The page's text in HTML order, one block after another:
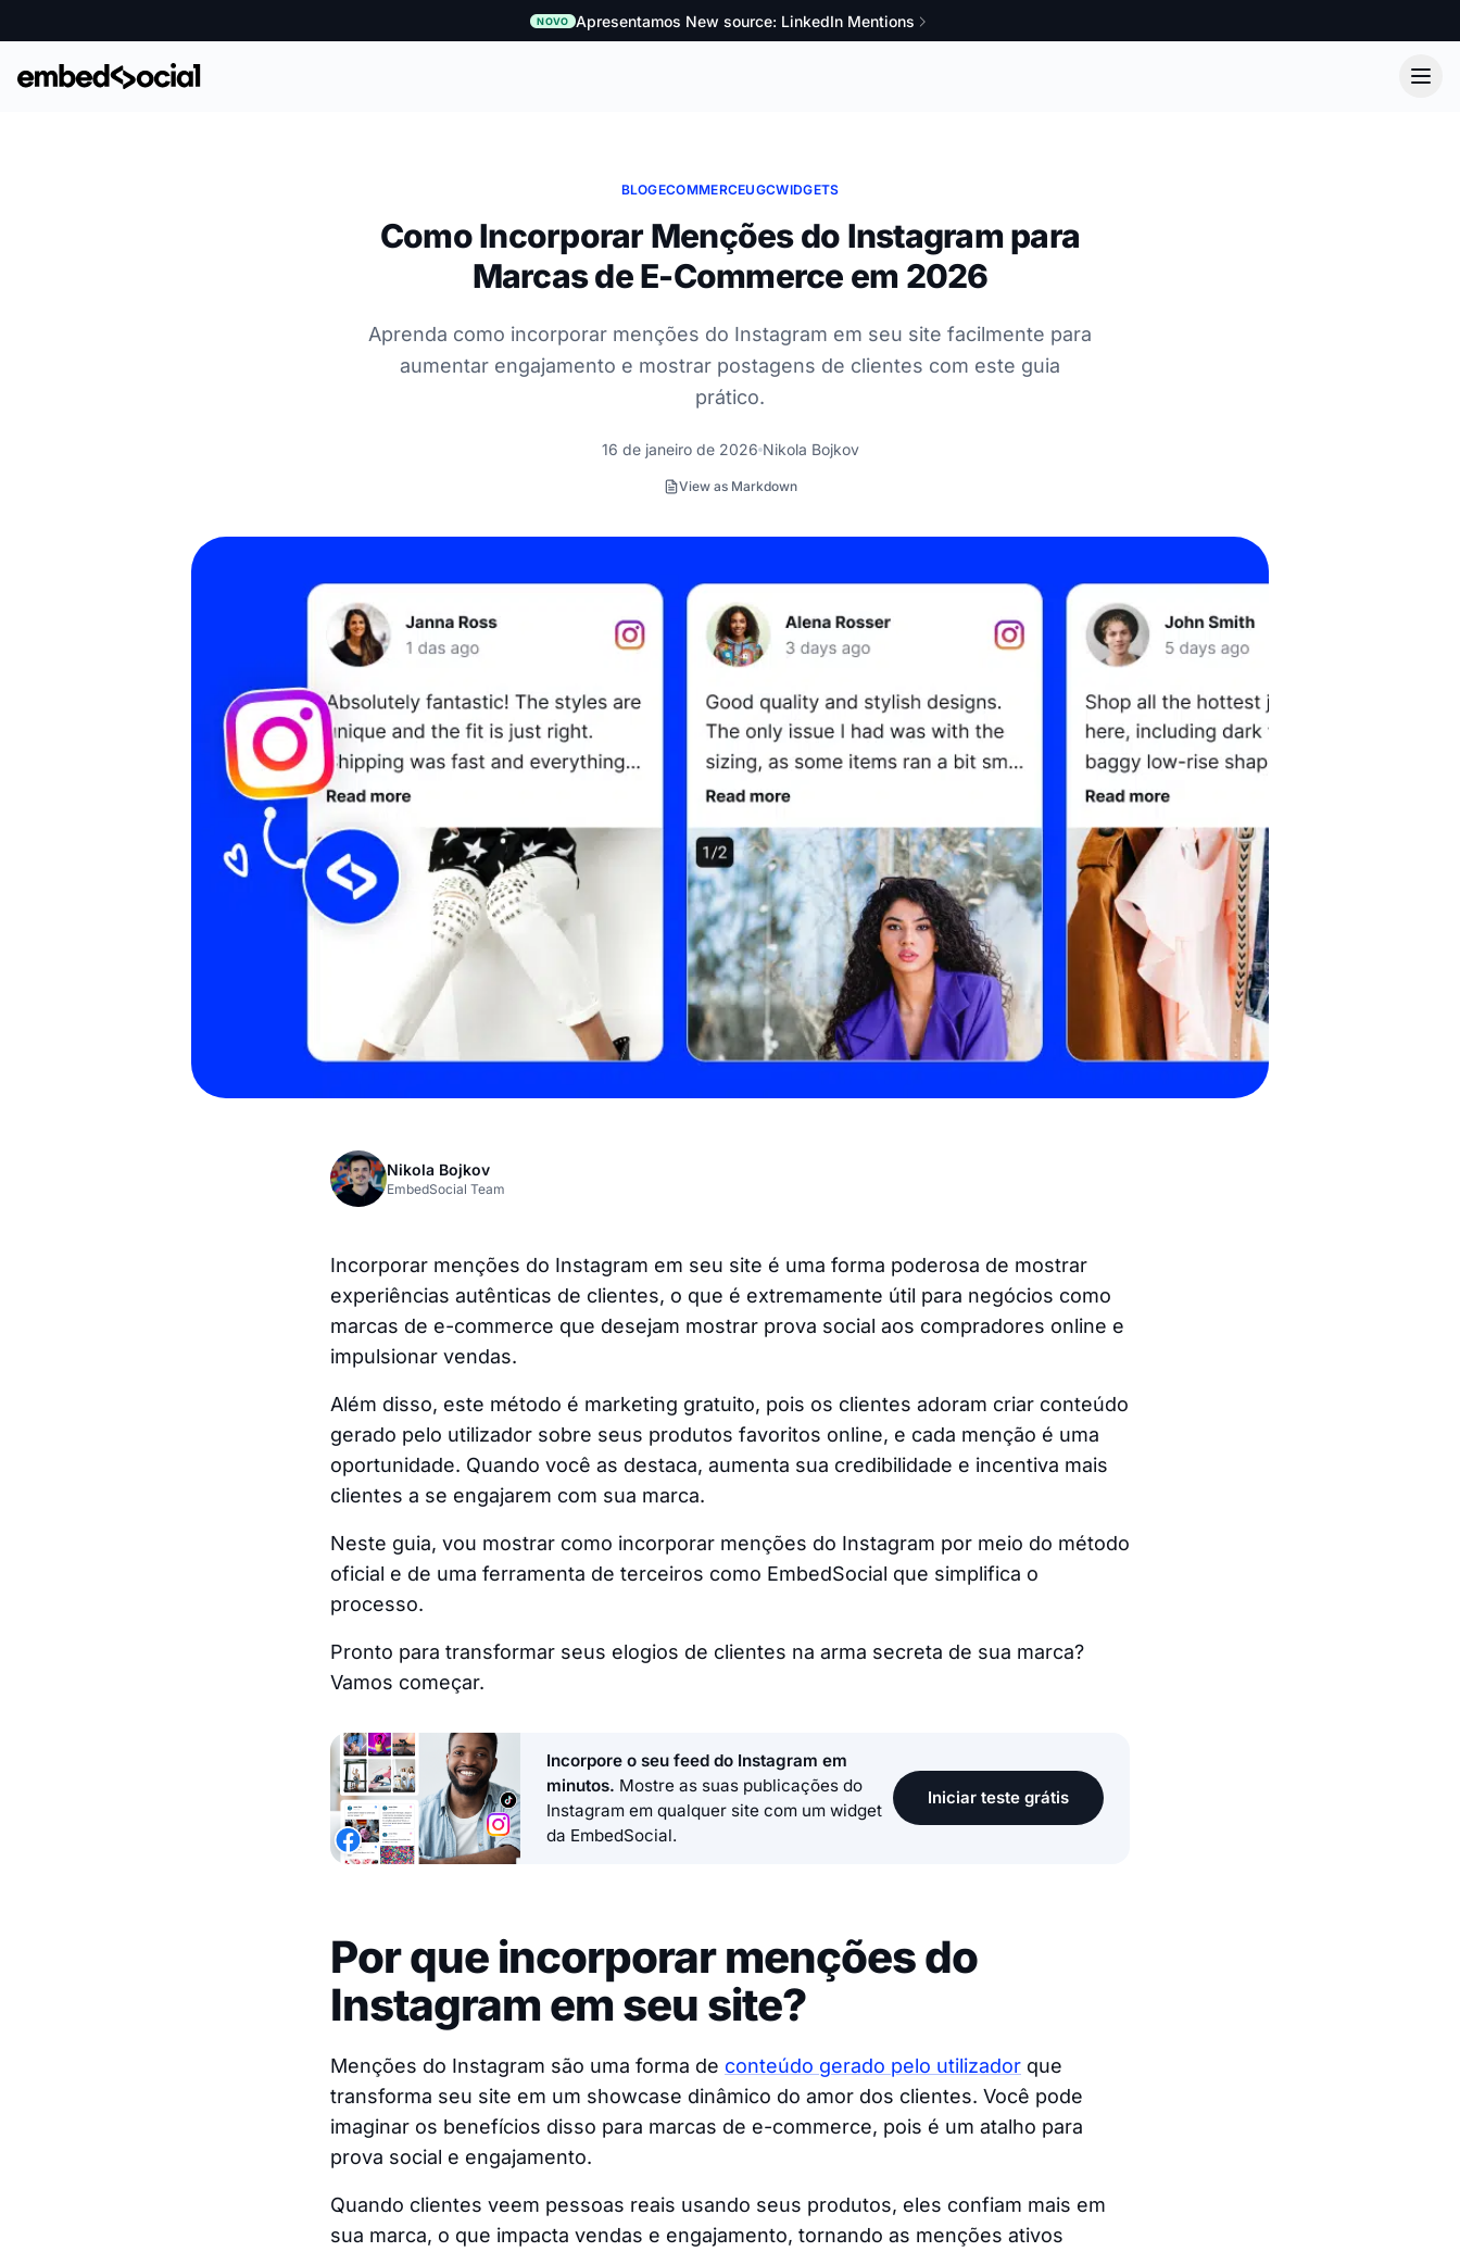
NOVO Apresentamos New source: LinkedIn Mentions
BLOGECOMMERCEUGCWIDGETS
Como Incorporar Menções do Instagram para
Marcas de E-Commerce em 2026
Aprenda como incorporar menções do Instagram em seu site facilmente para
aumentar engajamento e mostrar postagens de clientes com este guia
prático.
16 de janeiro de 2026 Nikola Bojkov
View as Markdown
Nikola Bojkov
EmbedSocial Team
Incorporar menções do Instagram em seu site é uma forma poderosa de mostrar
experiências autênticas de clientes, o que é extremamente útil para negócios como
marcas de e-commerce que desejam mostrar prova social aos compradores online e
impulsionar vendas.
Além disso, este método é marketing gratuito, pois os clientes adoram criar conteúdo
gerado pelo utilizador sobre seus produtos favoritos online, e cada menção é uma
oportunidade. Quando você as destaca, aumenta sua credibilidade e incentiva mais
clientes a se engajarem com sua marca.
Neste guia, vou mostrar como incorporar menções do Instagram por meio do método
oficial e de uma ferramenta de terceiros como EmbedSocial que simplifica o
processo.
Pronto para transformar seus elogios de clientes na arma secreta de sua marca?
Vamos começar.
Incorpore o seu feed do Instagram em
minutos. Mostre as suas publicações do
Instagram em qualquer site com um widget
da EmbedSocial.
Iniciar teste grátis
Por que incorporar menções do
Instagram em seu site?
Menções do Instagram são uma forma de conteúdo gerado pelo utilizador que
transforma seu site em um showcase dinâmico do amor dos clientes. Você pode
imaginar os benefícios disso para marcas de e-commerce, pois é um atalho para
prova social e engajamento.
Quando clientes veem pessoas reais usando seus produtos, eles confiam mais em
sua marca, o que impacta vendas e engajamento, tornando as menções ativos